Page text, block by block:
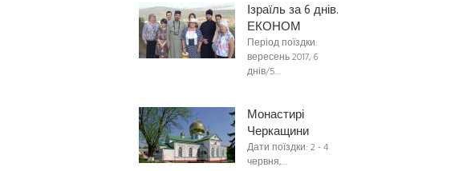
Ізраїль за 6 днів.
ЕКОНОМ
Період поїздки:
вересень 2017, 6
днів/5…
Монастирі
Черкащини
Дати поїздки: 2 - 4
червня,…